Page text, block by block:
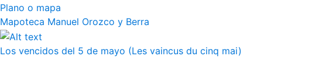
Plano o mapa
Mapoteca Manuel Orozco y Berra
Los vencidos del 5 de mayo (Les vaincus du cinq mai)